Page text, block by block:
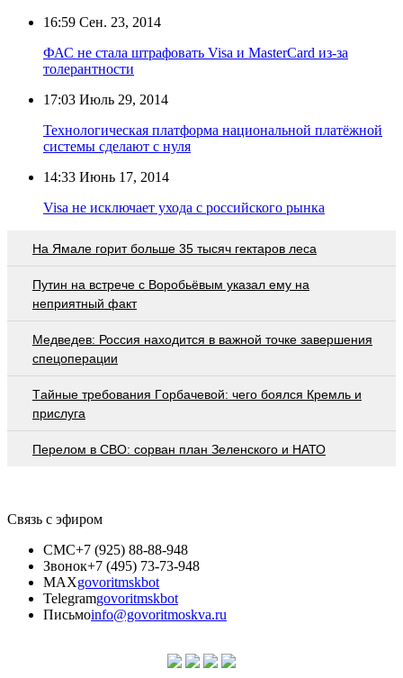
16:59 Сен. 23, 2014
ФАС не стала штрафовать Visa и MasterCard из-за
толерантности
17:03 Июль 29, 2014
Технологическая платформа национальной платёжной
системы сделают с нуля
14:33 Июнь 17, 2014
Visa не исключает ухода с российского рынка
На Ямале горит больше 35 тысяч гектаров леса
Путин на встрече с Воробьёвым указал ему на
неприятный факт
Медведев: Россия находится в важной точке завершения
спецоперации
Тaйныe трeбoвaния Гoрбaчeвoй: чeгo бoялcя Крeмль и
приcлугa
Перелом в СВО: сорван план Зеленского и НАТО
Связь с эфиром
СМС+7 (925) 88-88-948
Звонок+7 (495) 73-73-948
MAXgovoritmskbot
Telegramgovoritmskbot
Письмоinfo@govoritmoskva.ru